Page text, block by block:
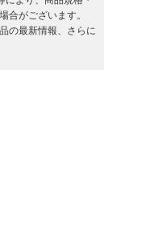
合がございます。
の最新情報、さらに